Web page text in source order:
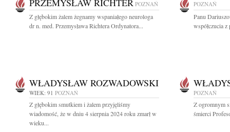
PRZEMYSŁAW RICHTER POZNAŃ
Z głębokim żalem żegnamy wspaniałego neurologa
dr n. med. Przemysława Richtera Ordynatora...
POZNAŃ
Panu
współczucia
WŁADYSŁAW ROZWADOWSKI
WIEK: 91 POZNAŃ
Z głębokim smutkiem i żalem przyjęliśmy
wiadomość, że w dniu 4 sierpnia 2024 roku zmarł w
wieku...
POZNAŃ
Z ogromnym
śmierci